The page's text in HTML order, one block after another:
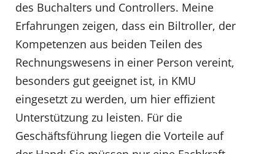
des Buchalters und Controllers. Meine
Erfahrungen zeigen, dass ein Biltroller, der
Kompetenzen aus beiden Teilen des
Rechnungswesens in einer Person vereint,
besonders gut geeignet ist, in KMU
eingesetzt zu werden, um hier effizient
Unterstützung zu leisten. Für die
Geschäftsführung liegen die Vorteile auf